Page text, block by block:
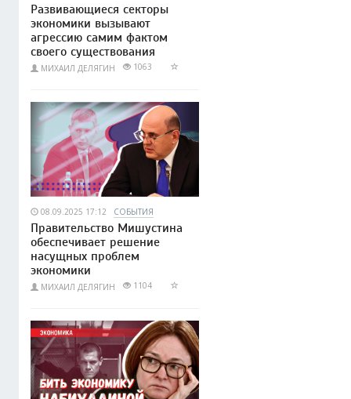
Развивающиеся секторы
экономики вызывают
агрессию самим фактом
своего существования
МИХАИЛ ДЕЛЯГИН 1063
08.09.2025 17:12 СОБЫТИЯ
Правительство Мишустина
обеспечивает решение
насущных проблем
экономики
МИХАИЛ ДЕЛЯГИН 1104